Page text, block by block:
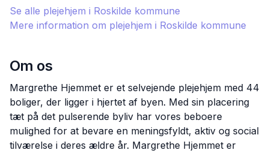
Se alle plejehjem i Roskilde kommune
Mere information om plejehjem i Roskilde kommune
Om os
Margrethe Hjemmet er et selvejende plejehjem med 44
boliger, der ligger i hjertet af byen. Med sin placering
tæt på det pulserende byliv har vores beboere
mulighed for at bevare en meningsfyldt, aktiv og social
tilværelse i deres ældre år. Margrethe Hjemmet er